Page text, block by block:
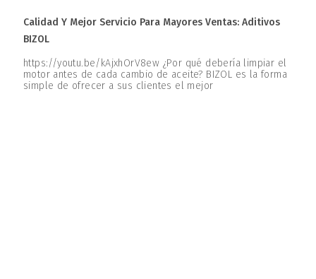
Calidad Y Mejor Servicio Para Mayores Ventas: Aditivos
BIZOL
https://youtu.be/kAjxhOrV8ew ¿Por qué debería limpiar el
motor antes de cada cambio de aceite? BIZOL es la forma
simple de ofrecer a sus clientes el mejor